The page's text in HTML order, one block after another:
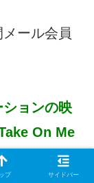
ール会員
ョンの映
On Me
プ サイドバー